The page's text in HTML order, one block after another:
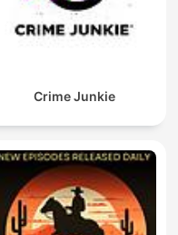
Crime Junkie